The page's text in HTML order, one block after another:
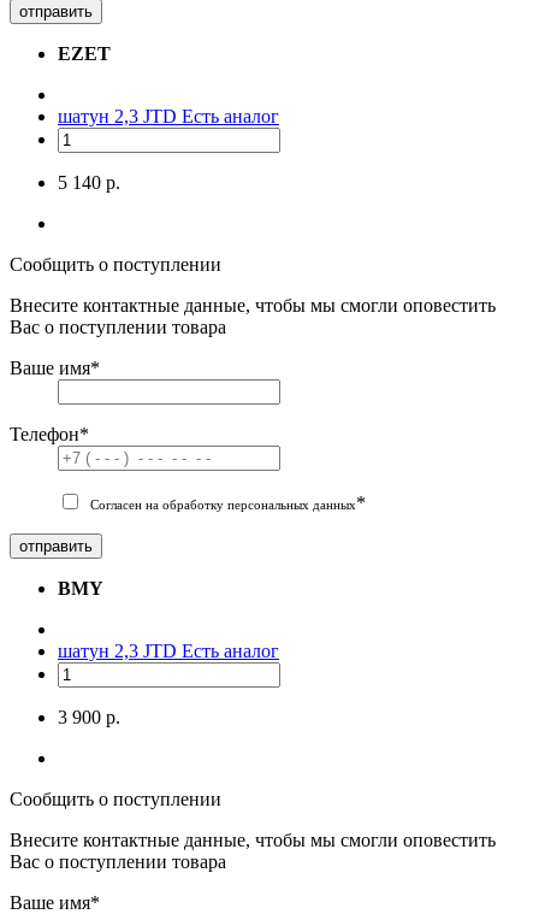
отправить
EZET
шатун 2,3 JTD Есть аналог
5 140 р.
Сообщить о поступлении
Внесите контактные данные, чтобы мы смогли оповестить
Вас о поступлении товара
Ваше имя*
Телефон*
Согласен на обработку персональных данных*
отправить
BMY
шатун 2,3 JTD Есть аналог
3 900 р.
Сообщить о поступлении
Внесите контактные данные, чтобы мы смогли оповестить
Вас о поступлении товара
Ваше имя*